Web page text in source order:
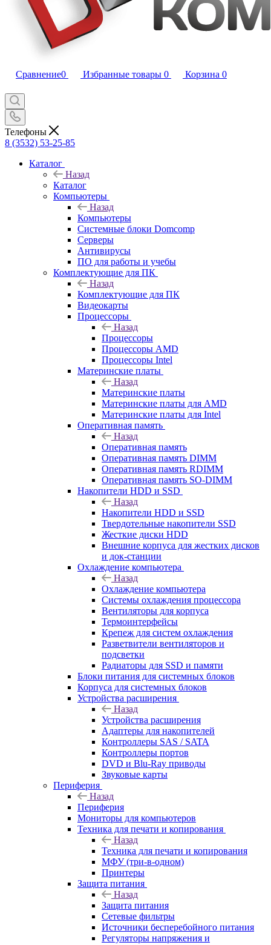
Сравнение0 Избранные товары 0 Корзина 0
Телефоны
8 (3532) 53-25-85
Каталог
Назад
Каталог
Компьютеры
Назад
Компьютеры
Системные блоки Domcomp
Серверы
Антивирусы
ПО для работы и учебы
Комплектующие для ПК
Назад
Комплектующие для ПК
Видеокарты
Процессоры
Назад
Процессоры
Процессоры AMD
Процессоры Intel
Материнские платы
Назад
Материнские платы
Материнские платы для AMD
Материнские платы для Intel
Оперативная память
Назад
Оперативная память
Оперативная память DIMM
Оперативная память RDIMM
Оперативная память SO-DIMM
Накопители HDD и SSD
Назад
Накопители HDD и SSD
Твердотельные накопители SSD
Жесткие диски HDD
Внешние корпуса для жестких дисков
и док-станции
Охлаждение компьютера
Назад
Охлаждение компьютера
Системы охлаждения процессора
Вентиляторы для корпуса
Термоинтерфейсы
Крепеж для систем охлаждения
Разветвители вентиляторов и
подсветки
Радиаторы для SSD и памяти
Блоки питания для системных блоков
Корпуса для системных блоков
Устройства расширения
Назад
Устройства расширения
Адаптеры для накопителей
Контроллеры SAS / SATA
Контроллеры портов
DVD и Blu-Ray приводы
Звуковые карты
Периферия
Назад
Периферия
Мониторы для компьютеров
Техника для печати и копирования
Назад
Техника для печати и копирования
МФУ (три-в-одном)
Принтеры
Защита питания
Назад
Защита питания
Сетевые фильтры
Источники бесперебойного питания
Регуляторы напряжения и